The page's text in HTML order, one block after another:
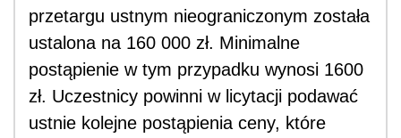
przetargu ustnym nieograniczonym została
ustalona na 160 000 zł. Minimalne
postąpienie w tym przypadku wynosi 1600
zł. Uczestnicy powinni w licytacji podawać
ustnie kolejne postąpienia ceny, które